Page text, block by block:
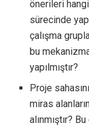
önerileri
sürecinde
çalışma
bu
yapılmıştır?
Proje
miras
alınmıştır?